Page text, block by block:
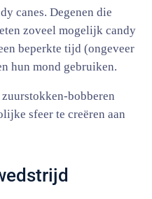
canes. Degenen die
zoveel mogelijk candy
beperkte tijd (ongeveer
hun mond gebruiken.
bobberen
sfeer te creëren aan